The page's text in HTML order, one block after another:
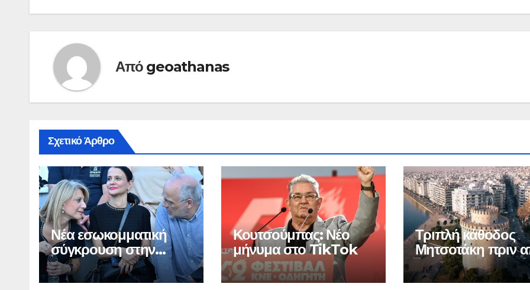
Από geoathanas
Σχετικό Άρθρο
Νέα εσωκομματική
σύγκρουση στην
«Ελπίδα για τη
Δημοκρατία»
Κουτσούμπας: Νέο
μήνυμα στο TikTok
Τριπλή κάθοδος
Μητσοτάκη πριν
τη ΔΕΘ